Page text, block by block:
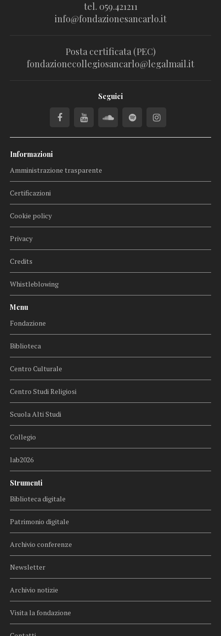
tel. 059.421211
info@fondazionesancarlo.it
Posta certificata (PEC)
fondazionecollegiosancarlo@legalmail.it
Seguici
Informazioni
Amministrazione trasparente
Certificazioni
Cookie policy
Privacy
Credits
Whistleblowing
Menu
Fondazione
Biblioteca
Centro Culturale
Centro Studi Religiosi
Scuola Alti Studi
Collegio
lab2026
Strumenti
Biblioteca digitale
Patrimonio digitale
Archivio conferenze
Newsletter
Archivio notizie
Visita la fondazione